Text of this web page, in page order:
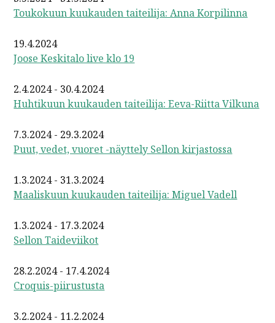
Toukokuun kuukauden taiteilija: Anna Korpilinna
19.4.2024
Joose Keskitalo live klo 19
2.4.2024 - 30.4.2024
Huhtikuun kuukauden taiteilija: Eeva-Riitta Vilkuna
7.3.2024 - 29.3.2024
Puut, vedet, vuoret -näyttely Sellon kirjastossa
1.3.2024 - 31.3.2024
Maaliskuun kuukauden taiteilija: Miguel Vadell
1.3.2024 - 17.3.2024
Sellon Taideviikot
28.2.2024 - 17.4.2024
Croquis-piirustusta
3.2.2024 - 11.2.2024